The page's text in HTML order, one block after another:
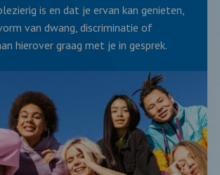
is en dat je ervan kan genieten,
van dwang, discriminatie of
hierover graag met je in gesprek.